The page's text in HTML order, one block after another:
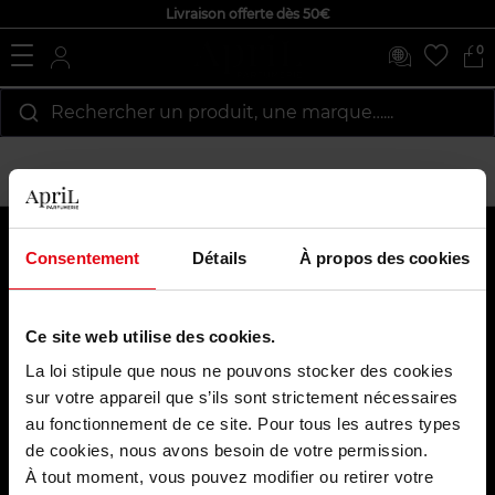
Consentement Détails À propos des cookies
Ce site web utilise des cookies.
La loi stipule que nous ne pouvons stocker des cookies
sur votre appareil que s’ils sont strictement nécessaires
au fonctionnement de ce site. Pour tous les autres types
de cookies, nous avons besoin de votre permission.
À tout moment, vous pouvez modifier ou retirer votre
Livraison offerte dès 50€
0
Rechercher un produit, une marque…...
Payez en toute sécurité
Livraison par